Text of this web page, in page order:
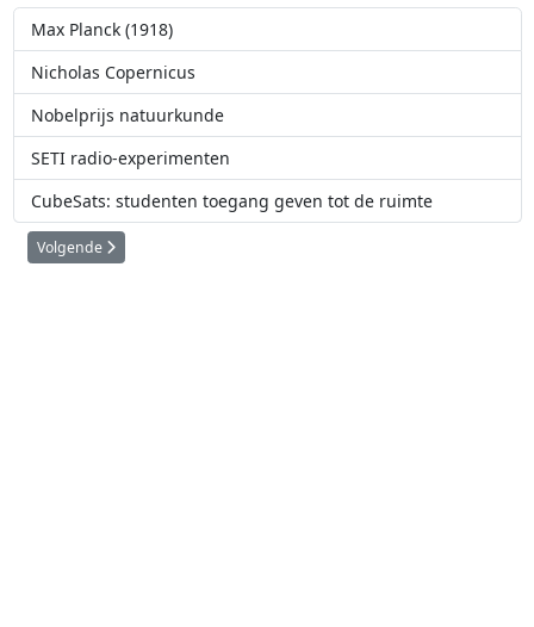
Max Planck (1918)
Nicholas Copernicus
Nobelprijs natuurkunde
SETI radio-experimenten
CubeSats: studenten toegang geven tot de ruimte
Volgende artikel: Nobelprijs natuurkunde
Volgende